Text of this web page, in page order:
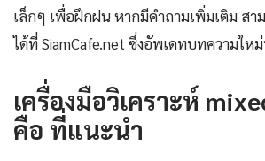
เล็กๆ เพื่อฝึกฝน หากมีคำถามเพิ่มเติม สา
ได้ที่ SiamCafe.net ซึ่งอัพเดทบทความให
เครื่องมือวิเคราะห์
คือ ที่แนะนำ